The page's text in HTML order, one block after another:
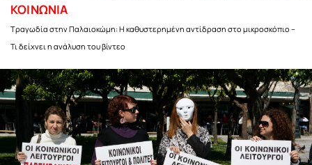
ΚΟΙΝΩΝΙΑ
Τραγωδία στην Παλαιοκώμη: Η καθυστερημένη αντίδραση στο μικροσκόπιο –
Τι δείχνει η ανάλυση του βίντεο